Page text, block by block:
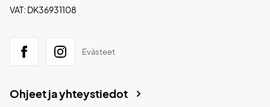
VAT: DK36931108
Evästeet
Ohjeet ja yhteystiedot